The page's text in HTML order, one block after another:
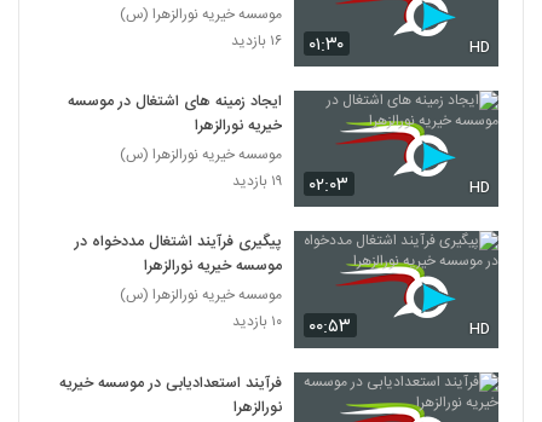
۰۱:۳۰ HD
موسسه خیریه نورالزهرا (س)
۱۶ بازدید
۰۲:۰۳ HD
ایجاد زمینه های اشتغال در موسسه
خیریه نورالزهرا
موسسه خیریه نورالزهرا (س)
۱۹ بازدید
۰۰:۵۳ HD
پیگیری فرآیند اشتغال مددخواه در
موسسه خیریه نورالزهرا
موسسه خیریه نورالزهرا (س)
۱۰ بازدید
فرآیند استعدادیابی در موسسه خیریه
نورالزهرا